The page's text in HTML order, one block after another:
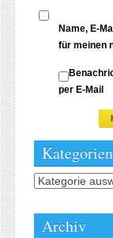
Name, E-
für meinen
per E-Mail
Kategorien
Kategorien
Archiv